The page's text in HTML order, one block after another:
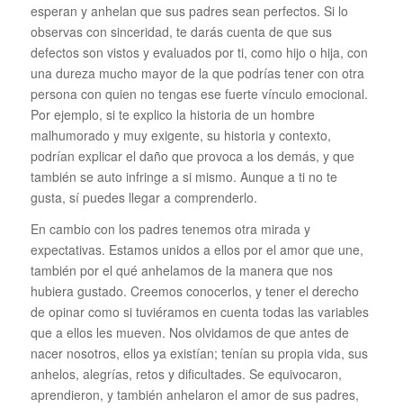
esperan y anhelan que sus padres sean perfectos. Si lo
observas con sinceridad, te darás cuenta de que sus
defectos son vistos y evaluados por ti, como hijo o hija, con
una dureza mucho mayor de la que podrías tener con otra
persona con quien no tengas ese fuerte vínculo emocional.
Por ejemplo, si te explico la historia de un hombre
malhumorado y muy exigente, su historia y contexto,
podrían explicar el daño que provoca a los demás, y que
también se auto infringe a si mismo. Aunque a ti no te
gusta, sí puedes llegar a comprenderlo.
En cambio con los padres tenemos otra mirada y
expectativas. Estamos unidos a ellos por el amor que une,
también por el qué anhelamos de la manera que nos
hubiera gustado. Creemos conocerlos, y tener el derecho
de opinar como si tuviéramos en cuenta todas las variables
que a ellos les mueven. Nos olvidamos de que antes de
nacer nosotros, ellos ya existían; tenían su propia vida, sus
anhelos, alegrías, retos y dificultades. Se equivocaron,
aprendieron, y también anhelaron el amor de sus padres,